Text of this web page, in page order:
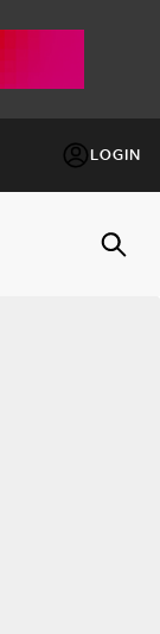
LOGIN
FACTOR